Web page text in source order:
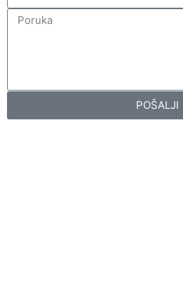
POŠALJI